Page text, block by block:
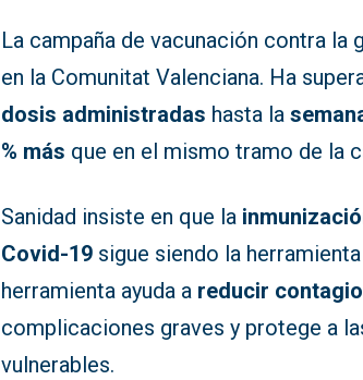
La campaña de vacunación contra la
en la Comunitat Valenciana. Ha
dosis administradas hasta la
% más que en el mismo tramo de la
Sanidad insiste en que la
Covid-19 sigue siendo la
herramienta ayuda a reducir
complicaciones graves y protege a
vulnerables.